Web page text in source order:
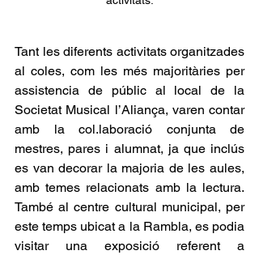
Tant les diferents activitats organitzades
al coles, com les més majoritàries per
assistencia de públic al local de la
Societat Musical l’Aliança, varen contar
amb la col.laboració conjunta de
mestres, pares i alumnat, ja que inclús
es van decorar la majoria de les aules,
amb temes relacionats amb la lectura.
També al centre cultural municipal, per
este temps ubicat a la Rambla, es podia
visitar una exposició referent a